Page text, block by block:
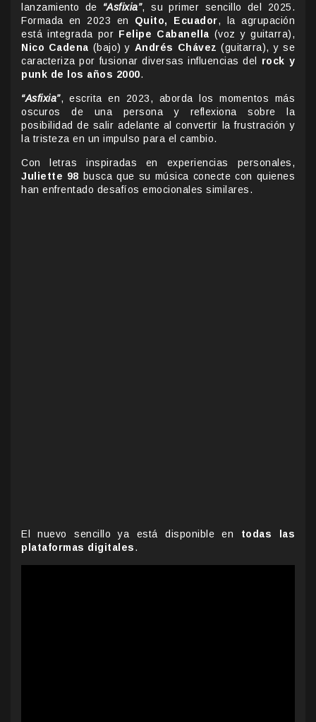
lanzamiento de “Asfixia”, su primer sencillo del 2025.
Formada en 2023 en Quito, Ecuador, la agrupación
está integrada por Felipe Cabanella (voz y guitarra),
Nico Cadena (bajo) y Andrés Chávez (guitarra), y se
caracteriza por fusionar diversas influencias del rock y
punk de los años 2000.
“Asfixia”, escrita en 2023, aborda los momentos más
oscuros de una persona y reflexiona sobre la
posibilidad de salir adelante al convertir la frustración y
la tristeza en un impulso para el cambio.
Con letras inspiradas en experiencias personales,
Juliette 98 busca que su música conecte con quienes
han enfrentado desafíos emocionales similares.
El nuevo sencillo ya está disponible en todas las
plataformas digitales.